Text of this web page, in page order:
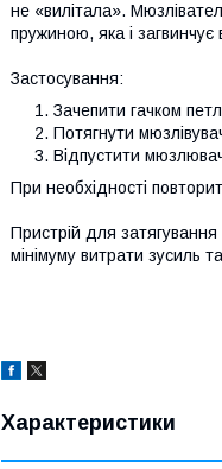
не «вилітала».
пружиною, яка і загвинчує
Застосування:
Зачепити гачком
Потягнути
Відпустити
При необхідності
Пристрій для
мінімуму витрати зусиль
Характеристики